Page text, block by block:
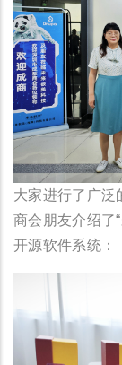
大家进行了广泛
商会朋友介绍了
开源软件系统：